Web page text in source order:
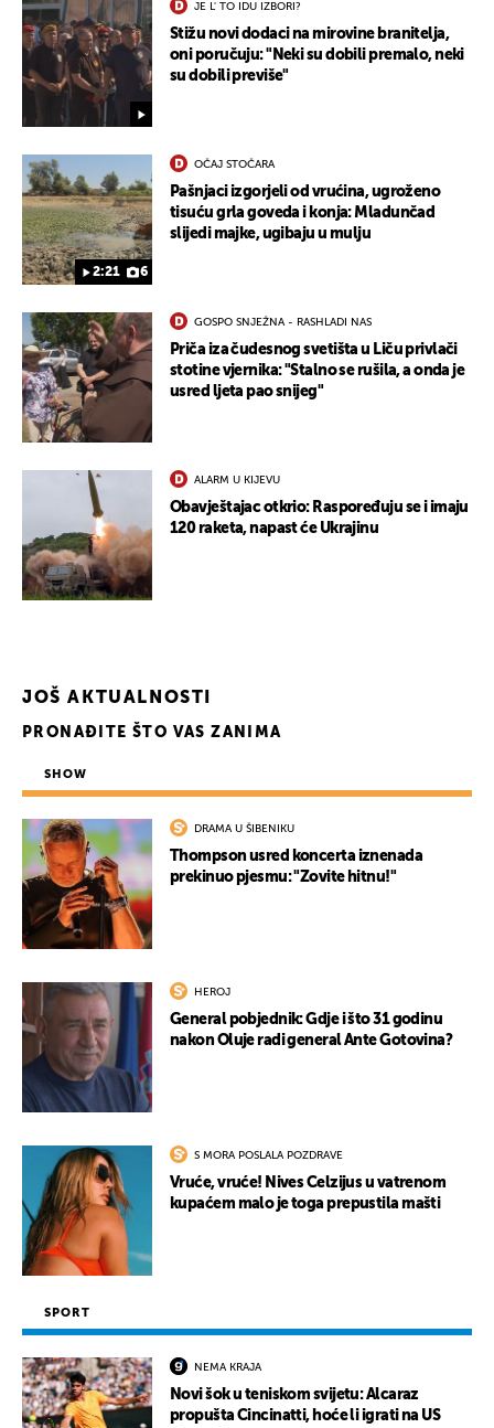
JE L' TO IDU IZBORI?
Stižu novi dodaci na mirovine branitelja,
oni poručuju: "Neki su dobili premalo, neki
su dobili previše"
2:21 6
OČAJ STOČARA
Pašnjaci izgorjeli od vrućina, ugroženo
tisuću grla goveda i konja: Mladunčad
slijedi majke, ugibaju u mulju
GOSPO SNJEŽNA - RASHLADI NAS
Priča iza čudesnog svetišta u Liču privlači
stotine vjernika: "Stalno se rušila, a onda je
usred ljeta pao snijeg"
ALARM U KIJEVU
Obavještajac otkrio: Raspoređuju se i imaju
120 raketa, napast će Ukrajinu
JOŠ AKTUALNOSTI
PRONAĐITE ŠTO VAS ZANIMA
SHOW
DRAMA U ŠIBENIKU
Thompson usred koncerta iznenada
prekinuo pjesmu: "Zovite hitnu!"
HEROJ
General pobjednik: Gdje i što 31 godinu
nakon Oluje radi general Ante Gotovina?
S MORA POSLALA POZDRAVE
Vruće, vruće! Nives Celzijus u vatrenom
kupaćem malo je toga prepustila mašti
SPORT
NEMA KRAJA
Novi šok u teniskom svijetu: Alcaraz
propušta Cincinatti, hoće li igrati na US